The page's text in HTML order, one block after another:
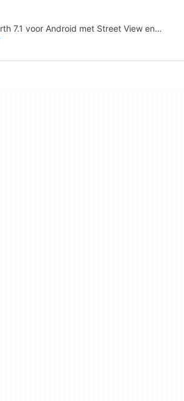
7.1 voor Android met Street View en
zoekresultaten